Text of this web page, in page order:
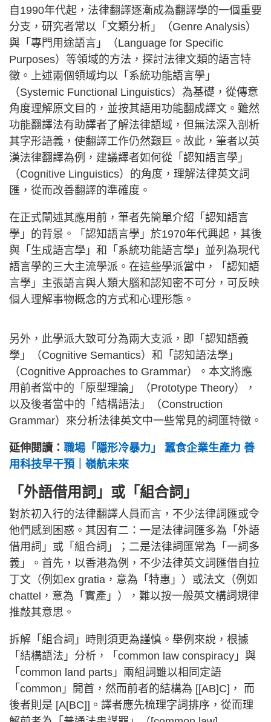
自1990年代起，法律翻譯逐漸成為翻譯學的一個重要
分支，研究者常以「文類分析」（Genre Analysis）
與「專門用途語言」（Language for Specific
Purposes）等領域的方法，探討法律文類的語言特
徵。上述兩個領域均以「系統功能語言學」
（Systemic Functional Linguistics）為基礎，從傳意
角度理解原文目的，並按其語用功能翻成譯文。雖然
功能翻譯法有助譯者了解法律語域，但無法深入剖析
其字形語義，使翻譯工作仍然艱巨。故此，筆者以英
漢法律翻譯為例，建議譯者如何從「認知語言學」
（Cognitive Linguistics）的角度，理解法律英文詞
匯，從而改善翻譯的準確度。
在正式闡述其應用前，筆者先簡單介紹「認知語言
學」的背景。「認知語言學」於1970年代興起，其後
與「生成語言學」和「系統功能語言學」並列為現代
語言學的三大主流學派。在這些學派當中，「認知語
言學」主張語言與人類大腦和認知密不可分，可反映
個人理解事物概念的方式和心理形態。
另外，此學派大致可分為兩大支派，即「認知語義
學」（Cognitive Semantics）和「認知語法學」
（Cognitive Approaches to Grammar）。本文將應
用前者當中的「原型理論」（Prototype Theory），
以及後者當中的「結構語法」（Construction
Grammar）來分析法律英文中一些常見的詞匯特徵。
延伸閱讀： 職場「隱形冷暴力」 蠶食企業生產力 善
用科技早干預｜嶺航未來
「外語借用詞」或「組合詞」
對於初入行的法律翻譯人員而言，不少法律詞匯或令
他們感到困惑。其因有二：一是法律詞匯多為「外語
借用詞」或「組合詞」；二是法律詞匯常為「一詞多
義」。首先，以香港為例，不少法律英文詞匯借自拉
丁文（例如ex gratia，意為「特惠」）或法文（例如
chattel，意為「實產」），難以按一般英文構詞規律
推敲其意思。
拆解「組合詞」時則須更為謹慎。舉例來說，根據
「結構語法」分析，「common law conspiracy」與
「common land parts」兩組詞雖以相同定語
「common」開首，然而前者的結構為 [[AB]C]， 而
後者則是 [A[BC]]。譯者應先梳理字詞排序，從而理